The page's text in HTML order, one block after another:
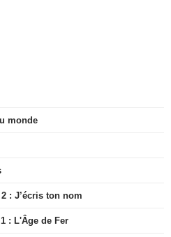
monde
: J’écris ton nom
: L'Âge de Fer